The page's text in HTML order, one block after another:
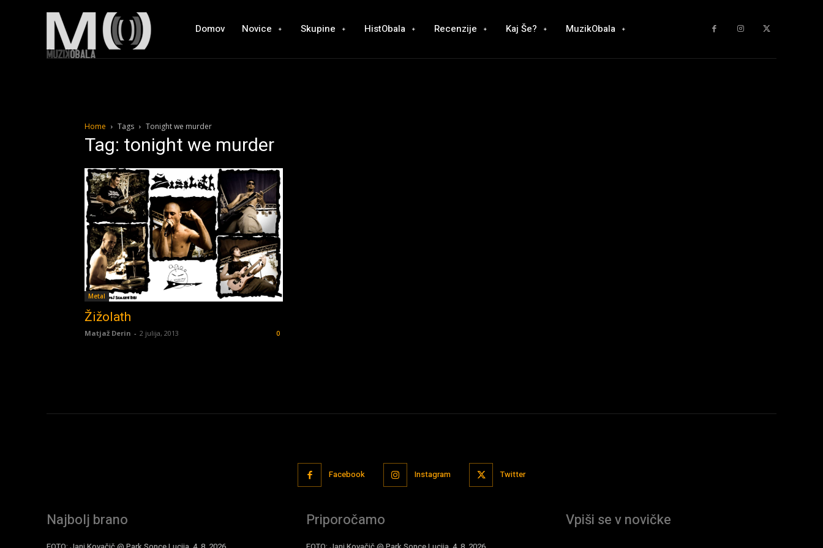
Domov Novice Skupine HistObala Recenzije Kaj Še? MuzikObala
Home Tags Tonight we murder
Tag: tonight we murder
Metal
Žižolath
Matjaž Derin - 2 julija, 2013 0
Facebook Instagram Twitter
Najbolj brano Priporočamo Vpiši se v novičke